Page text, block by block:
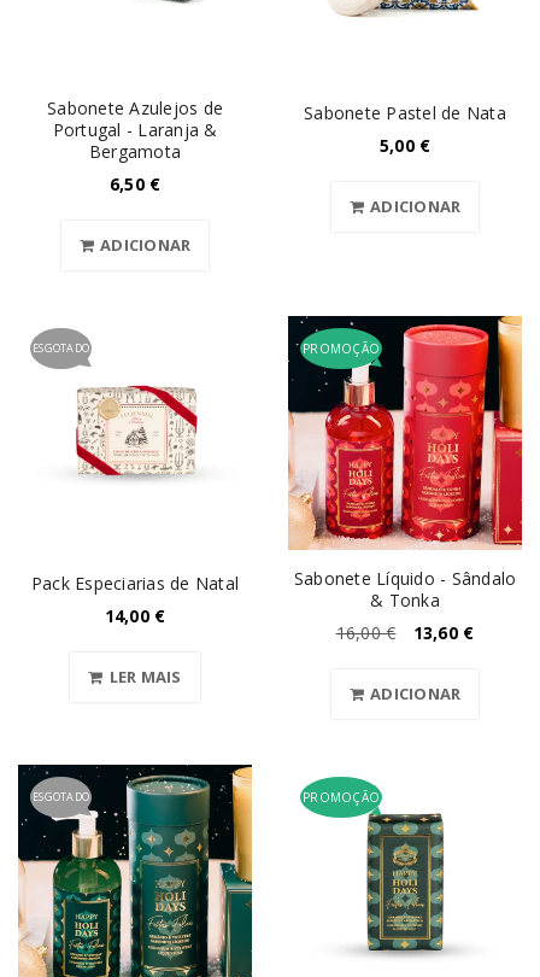
Sabonete Azulejos de
Portugal - Laranja &
Bergamota
6,50 €
ADICIONAR
Sabonete Pastel de Nata
5,00 €
ADICIONAR
ESGOTADO
Pack Especiarias de Natal
14,00 €
LER MAIS
PROMOÇÃO
Sabonete Líquido - Sândalo
& Tonka
16,00€ 13,60 €
ADICIONAR
ESGOTADO PROMOÇÃO